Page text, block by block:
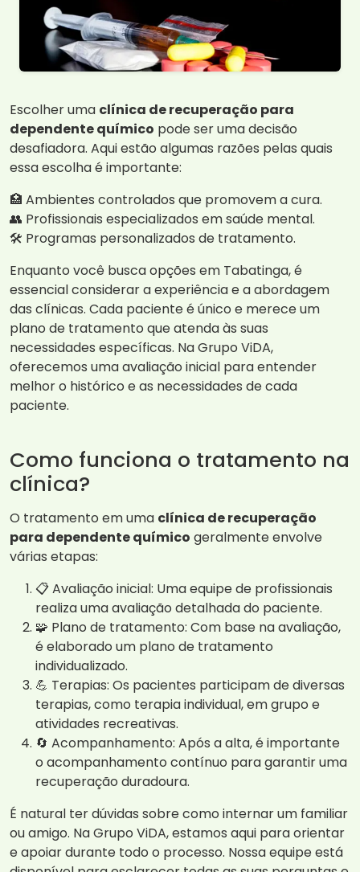
Escolher uma clínica de recuperação para
dependente químico pode ser uma decisão
desafiadora. Aqui estão algumas razões pelas quais
essa escolha é importante:
🏥 Ambientes controlados que promovem a cura.
👥 Profissionais especializados em saúde mental.
🛠️ Programas personalizados de tratamento.
Enquanto você busca opções em Tabatinga, é
essencial considerar a experiência e a abordagem
das clínicas. Cada paciente é único e merece um
plano de tratamento que atenda às suas
necessidades específicas. Na Grupo ViDA,
oferecemos uma avaliação inicial para entender
melhor o histórico e as necessidades de cada
paciente.
Como funciona o tratamento na
clínica?
O tratamento em uma clínica de recuperação
para dependente químico geralmente envolve
várias etapas:
📋 Avaliação inicial: Uma equipe de profissionais
realiza uma avaliação detalhada do paciente.
🧩 Plano de tratamento: Com base na avaliação,
é elaborado um plano de tratamento
individualizado.
💪 Terapias: Os pacientes participam de diversas
terapias, como terapia individual, em grupo e
atividades recreativas.
🔄 Acompanhamento: Após a alta, é importante
o acompanhamento contínuo para garantir uma
recuperação duradoura.
É natural ter dúvidas sobre como internar um familiar
ou amigo. Na Grupo ViDA, estamos aqui para orientar
e apoiar durante todo o processo. Nossa equipe está